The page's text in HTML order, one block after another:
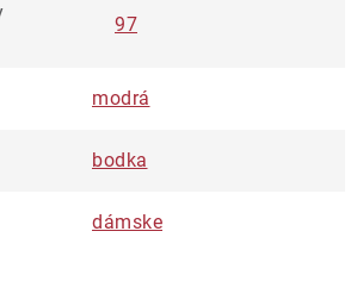
97
modrá
bodka
dámske